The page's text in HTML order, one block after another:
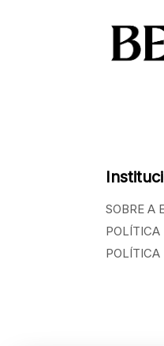
SOBRE A
POLÍTICA
POLÍTICA